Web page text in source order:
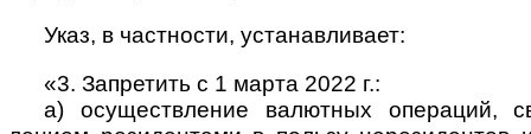
Указ, в частности, устанавливает:
«3. Запретить с 1 марта 2022 г.:
а) осуществление валютных операций,